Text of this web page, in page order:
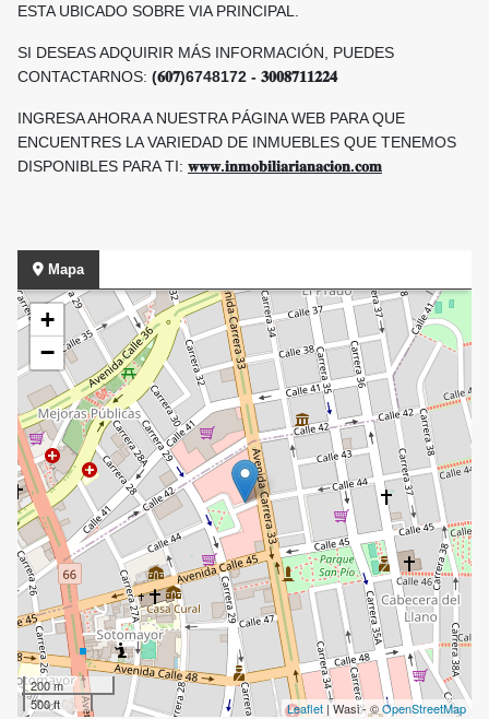
ESTA UBICADO SOBRE VIA PRINCIPAL.
SI DESEAS ADQUIRIR MÁS INFORMACIÓN, PUEDES
CONTACTARNOS: (𝟔𝟎𝟕)6748172 - 𝟑𝟎𝟎𝟖𝟕𝟏𝟏𝟐𝟐𝟒
INGRESA AHORA A NUESTRA PÁGINA WEB PARA QUE
ENCUENTRES LA VARIEDAD DE INMUEBLES QUE TENEMOS
DISPONIBLES PARA TI: 𝐰𝐰𝐰.𝐢𝐧𝐦𝐨𝐛𝐢𝐥𝐢𝐚𝐫𝐢𝐚𝐧𝐚𝐜𝐢𝐨𝐧.𝐜𝐨𝐦
Mapa
+
−
200 m
500 ft
Leaflet | Wasi - ©OpenStreetMap